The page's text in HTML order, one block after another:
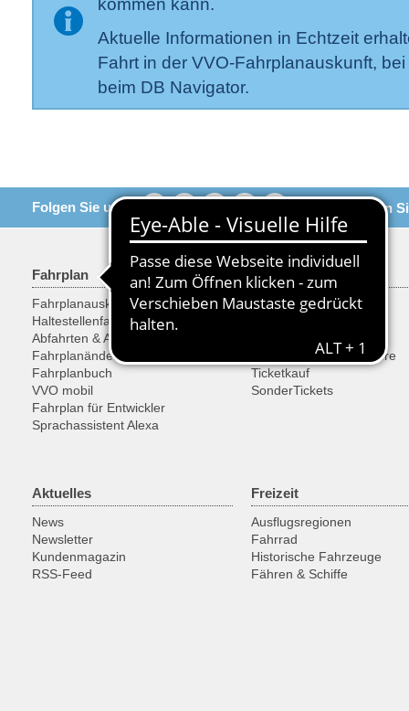
Aktuelle Informationen in Echtzeit
Fahrt in der VVO-Fahrplanauskunft,
beim DB Navigator.
Folgen Sie uns Empfehlen
Fahrplan
Fahrplanauskunft
Haltestellenfahrplan
Abfahrten & Ankünfte
Fahrplanänderungen
Fahrplanbuch
VVO mobil
Fahrplan für Entwickler
Sprachassistent Alexa
Tarif & Tickets
Tarif
Fahrräder, Sachen, Tiere
Ticketkauf
SonderTickets
Aktuelles
News
Newsletter
Kundenmagazin
RSS-Feed
Freizeit
Ausflugsregionen
Fahrrad
Historische Fahrzeuge
Fähren & Schiffe